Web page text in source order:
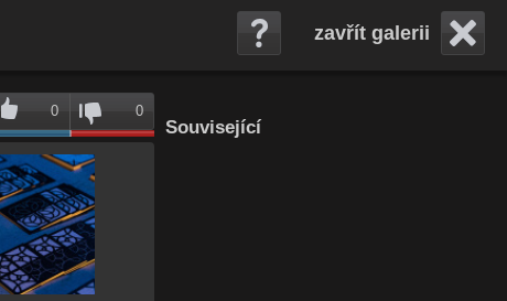
zavřít galerii
0 0
Související